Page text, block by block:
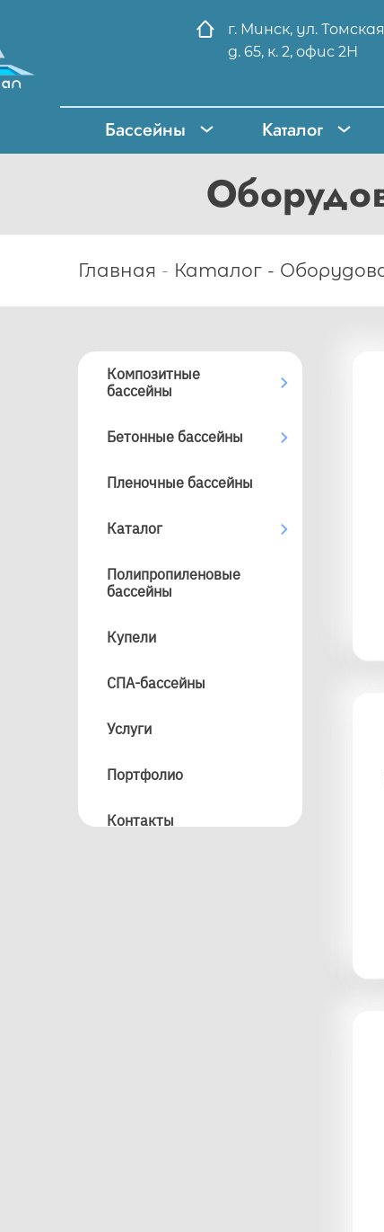
г. Минск, ул.
д. 65, к. 2, офис 2Н
Бассейны Каталог
Главная Каталог
Композитные
бассейны
Бетонные бассейны
Пленочные бассейны
Каталог
Полипропиленовые
бассейны
Купели
СПА-бассейны
Услуги
Портфолио
Контакты